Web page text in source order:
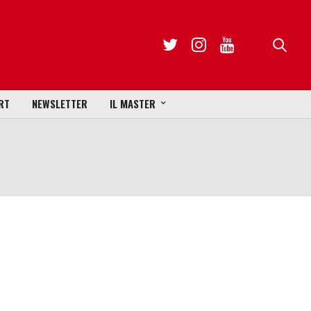
NEWSLETTER IL MASTER